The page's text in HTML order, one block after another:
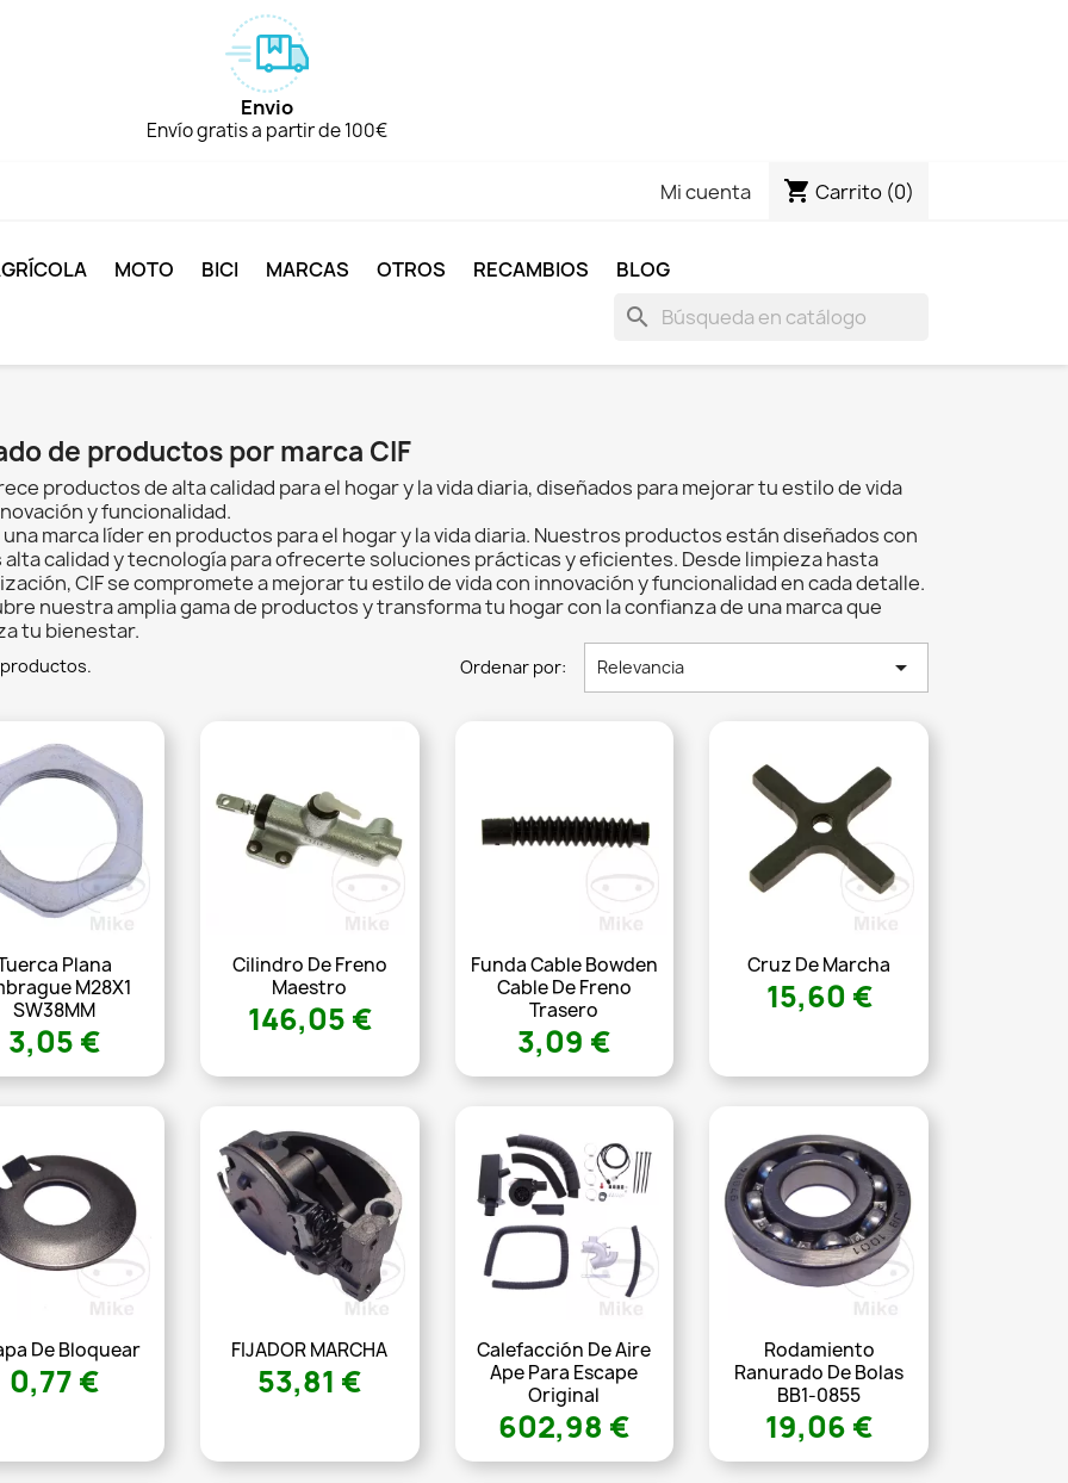
Envio
Envío gratis a partir de 100€
Mi cuenta shopping_cart Carrito (0)
MOTO BICI MARCAS OTROS RECAMBIOS BLOG
search
de productos por marca CIF
productos de alta calidad para el hogar y la vida diaria, diseñados para mejorar tu estilo de vida
y funcionalidad.
una marca líder en productos para el hogar y la vida diaria. Nuestros productos están diseñados con
alta calidad y tecnología para ofrecerte soluciones prácticas y eficientes. Desde limpieza hasta
CIF se compromete a mejorar tu estilo de vida con innovación y funcionalidad en cada detalle.
nuestra amplia gama de productos y transforma tu hogar con la confianza de una marca que
tu bienestar.
productos. Ordenar por: Relevancia 
Plana
M28X1
SW38MM
3,05 €
Cilindro De Freno
Maestro
146,05 €
Funda Cable Bowden
Cable De Freno
Trasero
3,09 €
Cruz De Marcha
15,60 €
De Bloquear
0,77 €
FIJADOR MARCHA
53,81 €
Calefacción De Aire
Ape Para Escape
Original
602,98 €
Rodamiento
Ranurado De Bolas
BB1-0855
19,06 €